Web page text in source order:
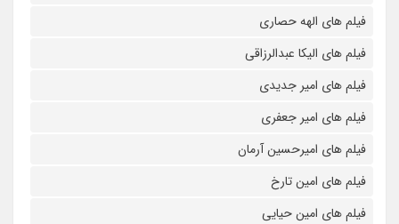
فیلم های الهه حصاری
فیلم های الیکا عبدالرزاقی
فیلم های امیر جدیدی
فیلم های امیر جعفری
فیلم های امیرحسین آرمان
فیلم های امین تارخ
فیلم های امین حیایی